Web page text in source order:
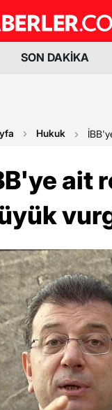
SON DAKİKA
Hukuk
ait